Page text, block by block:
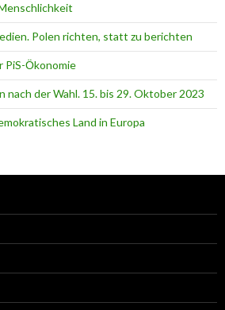
Polen richten, statt zu berichten
PiS-Ӧkonomie
nach der Wahl. 15. bis 29. Oktober 2023
Land in Europa